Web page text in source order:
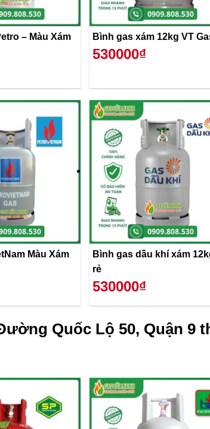
– Màu Xám
Bình gas xám 12kg VT
530000₫
Màu Xám
Bình gas dầu khí xám
rẻ
530000₫
Quốc Lộ 50, Quận 9